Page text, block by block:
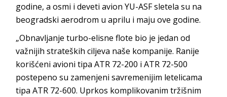
godine, a osmi i deveti avion YU-ASF sletela su na
beogradski aerodrom u aprilu i maju ove godine.
„Obnavljanje turbo-elisne flote bio je jedan od
važnijih strateških ciljeva naše kompanije. Ranije
korišćeni avioni tipa ATR 72-200 i ATR 72-500
postepeno su zamenjeni savremenijim letelicama
tipa ATR 72-600. Uprkos komplikovanim tržišnim